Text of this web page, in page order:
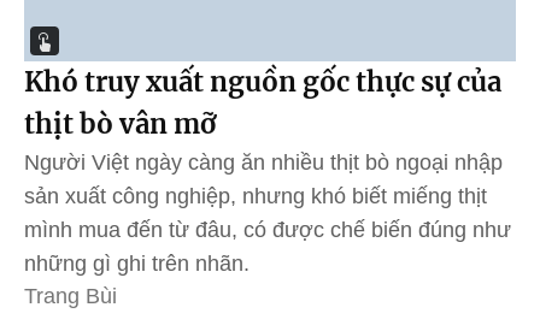
Khó truy xuất nguồn gốc thực sự của
thịt bò vân mỡ
Người Việt ngày càng ăn nhiều thịt bò ngoại nhập
sản xuất công nghiệp, nhưng khó biết miếng thịt
mình mua đến từ đâu, có được chế biến đúng như
những gì ghi trên nhãn.
Trang Bùi